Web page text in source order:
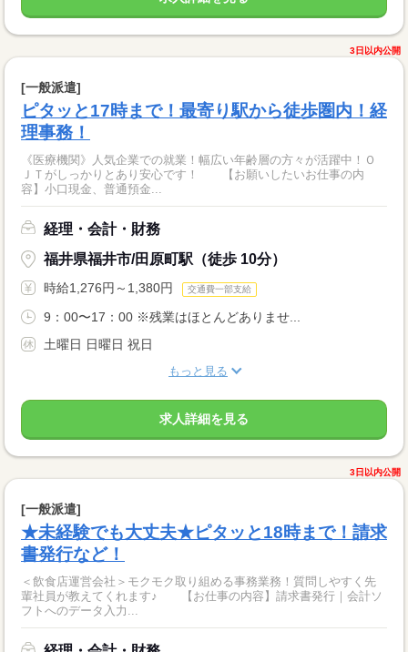
3日以内公開
[一般派遣]
ピタッと17時まで！最寄り駅から徒歩圏内！経
理事務！
《医療機関》人気企業での就業！幅広い年齢層の方々が活躍中！Ｏ
ＪＴがしっかりとあり安心です！ 【お願いしたいお仕事の内
容】小口現金、普通預金...
経理・会計・財務
福井県福井市/田原町駅（徒歩 10分）
時給1,276円～1,380円 交通費一部支給
9：00〜17：00 ※残業はほとんどありませ...
土曜日 日曜日 祝日
もっと見る
求人詳細を見る
3日以内公開
[一般派遣]
★未経験でも大丈夫★ピタッと18時まで！請求
書発行など！
＜飲食店運営会社＞モクモク取り組める事務業務！質問しやすく先
輩社員が教えてくれます♪ 【お仕事の内容】請求書発行｜会計ソ
フトへのデータ入力...